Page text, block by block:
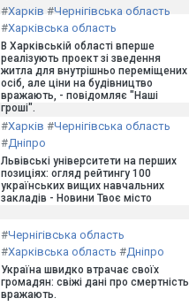
#Харків #Чернігівська область
#Харківська область
В Харківській області вперше
реалізують проект зі зведення
житла для внутрішньо переміщених
осіб, але ціни на будівництво
вражають, - повідомляє "Наші
гроші".
#Харків #Чернігівська область
#Дніпро
Львівські університети на перших
позиціях: огляд рейтингу 100
українських вищих навчальних
закладів - Новини Твоє місто
#Чернігівська область
#Харківська область #Дніпро
Україна швидко втрачає своїх
громадян: свіжі дані про смертність
вражають.